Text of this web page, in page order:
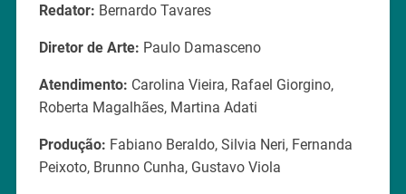
Redator: Bernardo Tavares
Diretor de Arte: Paulo Damasceno
Atendimento: Carolina Vieira, Rafael Giorgino,
Roberta Magalhães, Martina Adati
Produção: Fabiano Beraldo, Silvia Neri, Fernanda
Peixoto, Brunno Cunha, Gustavo Viola